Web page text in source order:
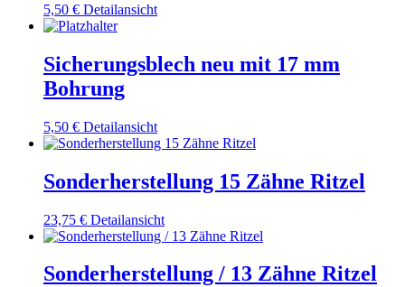
5,50 € Detailansicht
Sicherungsblech neu mit 17 mm
Bohrung
5,50 € Detailansicht
Sonderherstellung 15 Zähne Ritzel
23,75 € Detailansicht
Sonderherstellung / 13 Zähne Ritzel